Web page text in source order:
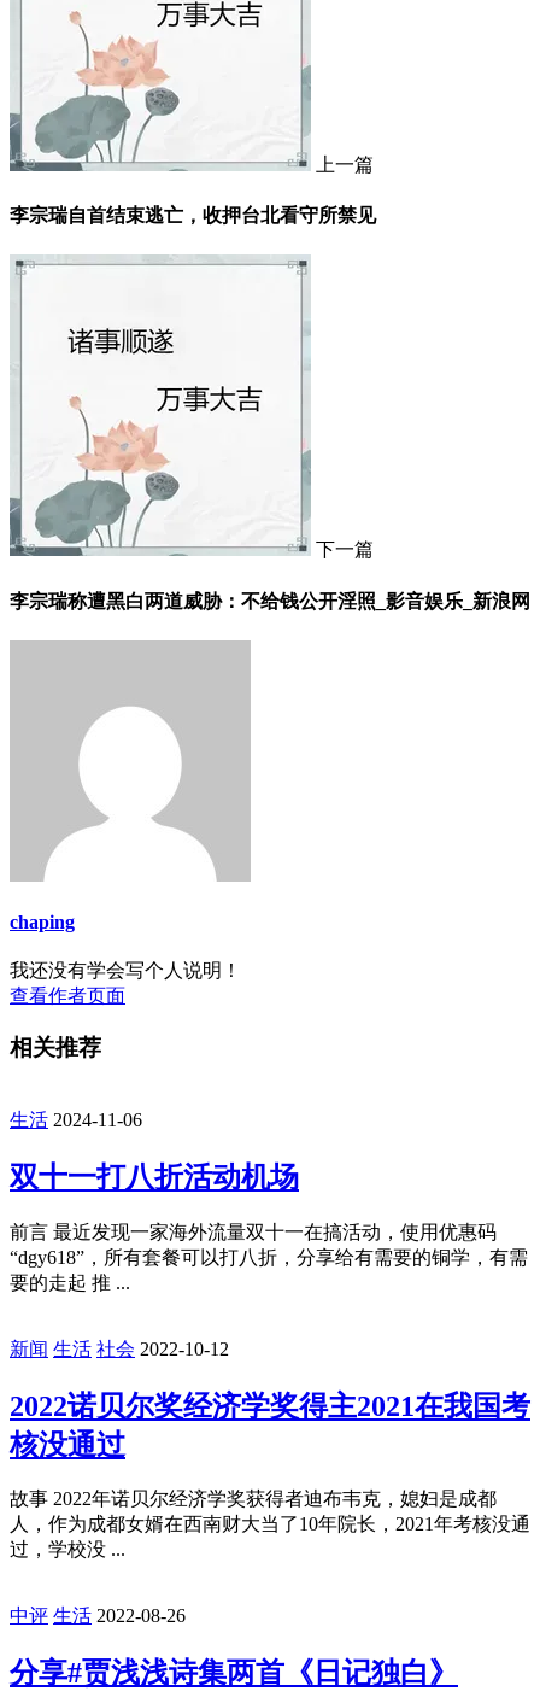
上一篇
李宗瑞自首结束逃亡，收押台北看守所禁见
下一篇
李宗瑞称遭黑白两道威胁：不给钱公开淫照_影音娱乐_新浪网
chaping
我还没有学会写个人说明！
查看作者页面
相关推荐
生活 2024-11-06
双十一打八折活动机场
前言 最近发现一家海外流量双十一在搞活动，使用优惠码
“dgy618”，所有套餐可以打八折，分享给有需要的铜学，有需
要的走起 推 ...
新闻 生活 社会 2022-10-12
2022诺贝尔奖经济学奖得主2021在我国考
核没通过
故事 2022年诺贝尔经济学奖获得者迪布韦克，媳妇是成都
人，作为成都女婿在西南财大当了10年院长，2021年考核没通
过，学校没 ...
中评 生活 2022-08-26
分享#贾浅浅诗集两首《日记独白》